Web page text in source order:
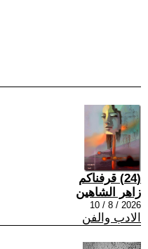
(24) قرفناكم
زاهر الشاهين
2026 / 8 / 10
الادب والفن